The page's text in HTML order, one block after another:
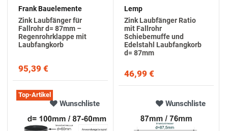
Frank Bauelemente
Zink Laubfänger für
Fallrohr d= 87mm –
Regenrohrklappe mit
Laubfangkorb
95,39 €
Lemp
Zink Laubfänger Ratio
mit Fallrohr
Schiebemuffe und
Edelstahl Laubfangkorb
d= 87mm
46,99 €
Wunschliste
Top-Artikel
Wunschliste